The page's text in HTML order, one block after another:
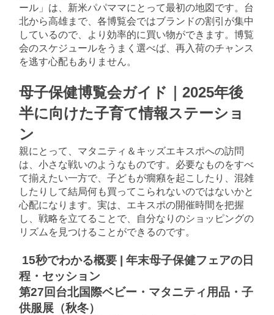
ール」は、新米パパママにとって最初の地図です。台
北から高雄まで、各博覧会ではブランドの割引が集中
しているので、より効率的に買い物ができます。博覧
会のスケジュールをうまく選べば、再入荷のチャンス
を逃す心配もありません。
母子保健博覧会ガイド｜2025年後
半に向けた子育て情報ステーショ
ン
親にとって、マタニティ＆キッズエキスポへの訪問
は、小さな戦いのようなものです。必要なものをすべ
て揃えたい一方で、子どもが癇癪を起こしたり、混雑
したりして結局何も買ってこられないのではないかと
心配になります。実は、エキスポの開催時間を把握
し、戦略を立てることで、自分なりのショッピングの
リズムを見つけることができるのです。
15秒でわかる概要 | 年末母子保健フェアの日
程・セッション
第27回台北国際ベビー・マタニティ用品・子
供服展（秋冬）